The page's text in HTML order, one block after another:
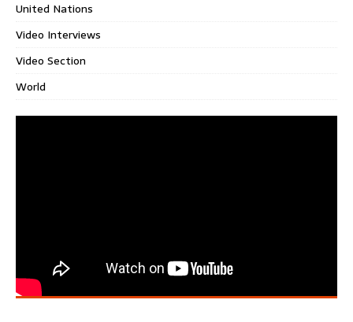
United Nations
Video Interviews
Video Section
World